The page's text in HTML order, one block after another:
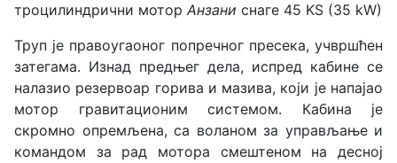
троцилиндрични мотор Анзани снаге 45 KS (35 kW)
Труп је правоугаоног попречног пресека, учвршћен
затегама. Изнад предњег дела, испред кабине се
налазио резервоар горива и мазива, који је напајао
мотор гравитационим системом. Кабина је
скромно опремљена, са воланом за управљање и
командом за рад мотора смештеном на десној